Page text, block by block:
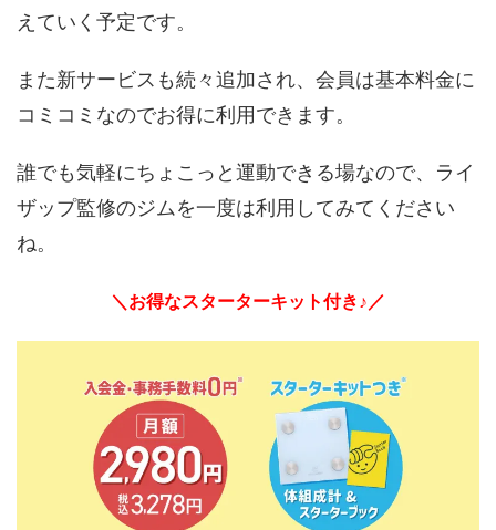
えていく予定です。
また新サービスも続々追加され、会員は基本料金に
コミコミなのでお得に利用できます。
誰でも気軽にちょこっと運動できる場なので、ライ
ザップ監修のジムを一度は利用してみてください
ね。
＼お得なスターターキット付き♪／